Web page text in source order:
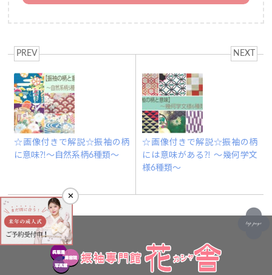
PREV
☆画像付きで解説☆振袖の柄
に意味⁈～自然系柄6種類～
NEXT
☆画像付きで解説☆振袖の柄
には意味がある⁈ ～幾何学文
様6種類～
✕